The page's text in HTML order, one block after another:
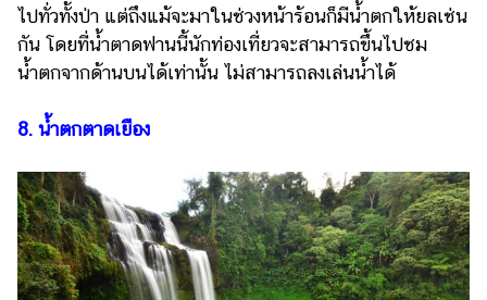
ไปทั่วทั้งป่า แต่ถึงแม้จะมาในช่วงหน้าร้อนก็มีน้ำตกให้ยลเช่น
กัน โดยที่น้ำตาดฟานนี้นักท่องเที่ยวจะสามารถขึ้นไปชม
น้ำตกจากด้านบนได้เท่านั้น ไม่สามารถลงเล่นน้ำได้
8. น้ำตกตาดเยือง